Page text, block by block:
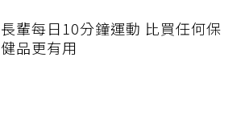
長輩每日10分鐘運動 比買任何保
健品更有用